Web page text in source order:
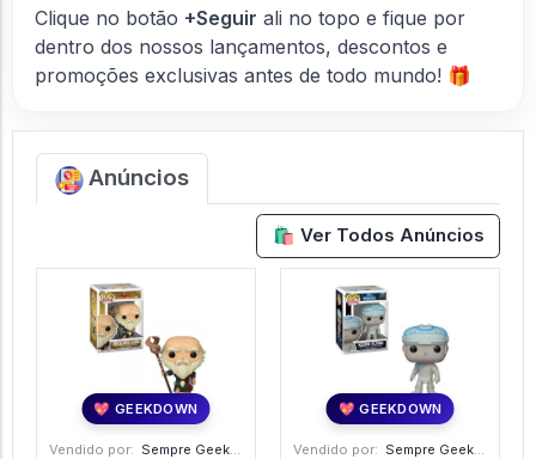
Clique no botão +Seguir ali no topo e fique por
dentro dos nossos lançamentos, descontos e
promoções exclusivas antes de todo mundo! 🎁
Anúncios
🛍️ Ver Todos Anúncios
💖 GEEKDOWN
Vendido por: Sempre Geek - SP
💖 GEEKDOWN
Vendido por: Sempre Geek - SP